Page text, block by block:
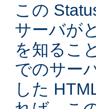
この
サーバが
を知るこ
でのサー
した